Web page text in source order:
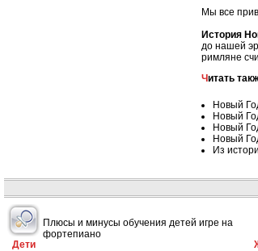
Мы все
История
до нашей
римляне
Читать
Новый
Новый
Новый
Новый
Из
Дети
Плюсы и минусы обучения детей игре на
фортепиано